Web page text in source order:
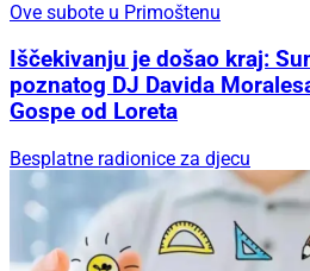
Ove subote u Primoštenu
Iščekivanju je došao kraj:
poznatog DJ Davida
Gospe od Loreta
Besplatne radionice za djecu